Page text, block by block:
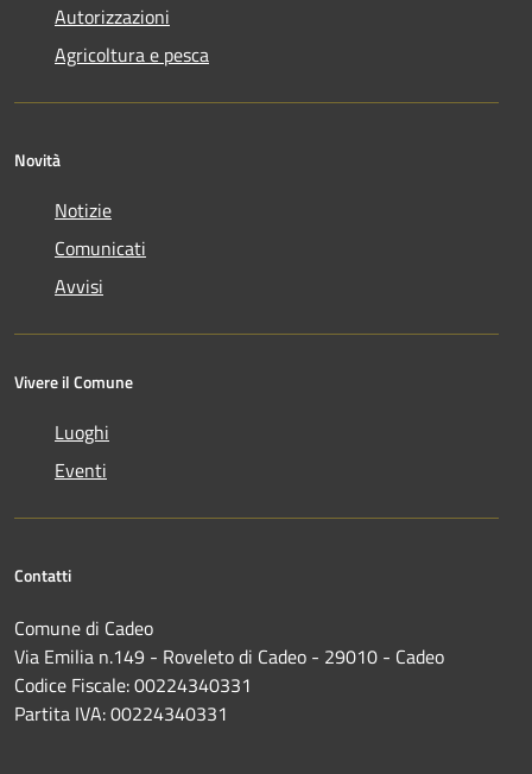
Autorizzazioni
Agricoltura e pesca
Novità
Notizie
Comunicati
Avvisi
Vivere il Comune
Luoghi
Eventi
Contatti
Comune di Cadeo
Via Emilia n.149 - Roveleto di Cadeo - 29010 - Cadeo
Codice Fiscale: 00224340331
Partita IVA: 00224340331